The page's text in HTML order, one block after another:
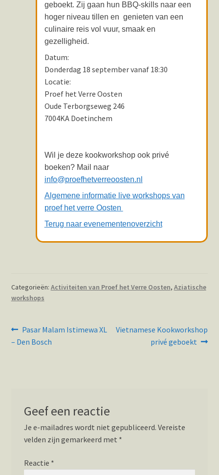
geboekt. Zij gaan hun BBQ-skills naar een
hoger niveau tillen en genieten van een
culinaire reis vol vuur, smaak en
gezelligheid.
Datum:
Donderdag 18 september vanaf 18:30
Locatie:
Proef het Verre Oosten
Oude Terborgseweg 246
7004KA Doetinchem
Wil je deze kookworkshop ook privé
boeken? Mail naar
info@proefhetverreoosten.nl
Algemene informatie live workshops van
proef het verre Oosten
Terug naar evenementenoverzicht
Categorieën: Activiteiten van Proef het Verre Oosten, Aziatische
workshops
Bericht
navigatie
Vorig
bericht:
Pasar Malam Istimewa XL
– Den Bosch
Volgend
Vietnamese Kookworkshop
privé geboekt
Geef een reactie
Je e-mailadres wordt niet gepubliceerd. Vereiste
velden zijn gemarkeerd met *
Reactie *